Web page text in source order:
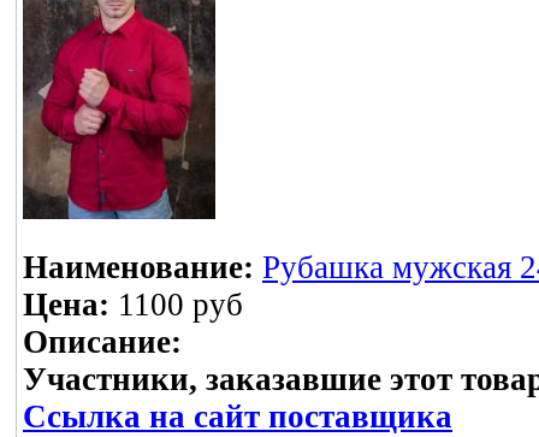
Наименование: Рубашка мужская
Цена: 1100 руб
Описание:
Участники, заказавшие этот
Ссылка на сайт поставщика